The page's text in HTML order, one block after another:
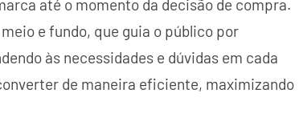
até o momento da decisão de compra.
e fundo, que guia o público por
às necessidades e dúvidas em cada
de maneira eficiente, maximizando